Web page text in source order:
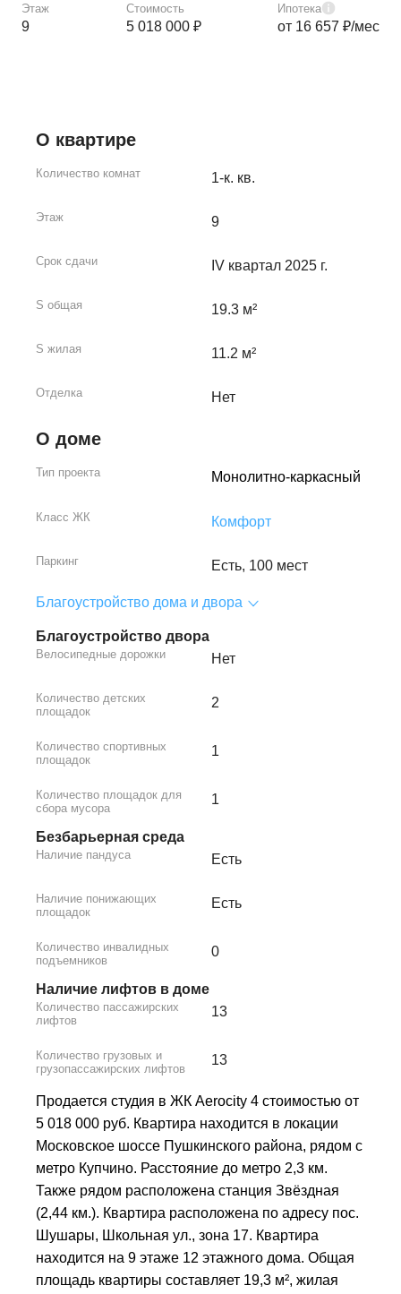
Этаж
9
Стоимость
5 018 000 ₽
Ипотека
от 16 657 ₽/мес
О квартире
Количество комнат 1-к. кв.
Этаж 9
Срок сдачи IV квартал 2025 г.
S общая 19.3 м²
S жилая 11.2 м²
Отделка Нет
О доме
Тип проекта Монолитно-каркасный
Класс ЖК Комфорт
Паркинг Есть, 100 мест
Благоустройство дома и двора
Благоустройство двора
Велосипедные дорожки Нет
Количество детских
площадок
2
Количество спортивных
площадок
1
Количество площадок для
сбора мусора
1
Безбарьерная среда
Наличие пандуса Есть
Наличие понижающих
площадок
Есть
Количество инвалидных
подъемников
0
Наличие лифтов в доме
Количество пассажирских
лифтов
13
Количество грузовых и
грузопассажирских лифтов
13
Продается студия в ЖК Aerocity 4 стоимостью от
5 018 000 руб. Квартира находится в локации
Московское шоссе Пушкинского района, рядом с
метро Купчино. Расстояние до метро 2,3 км.
Также рядом расположена станция Звёздная
(2,44 км.). Квартира расположена по адресу пос.
Шушары, Школьная ул., зона 17. Квартира
находится на 9 этаже 12 этажного дома. Общая
площадь квартиры составляет 19,3 м², жилая